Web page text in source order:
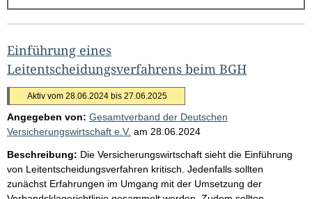
g
e
b
n
i
s
s
e
p
r
Einführung eines
Leitentscheidungsverfahrens beim BGH
Aktiv vom 28.06.2024 bis 27.06.2025
Angegeben von: Gesamtverband der Deutschen
Versicherungswirtschaft e.V. am 28.06.2024
Beschreibung: Die Versicherungswirtschaft sieht die Einführung
von Leitentscheidungsverfahren kritisch. Jedenfalls sollten
zunächst Erfahrungen im Umgang mit der Umsetzung der